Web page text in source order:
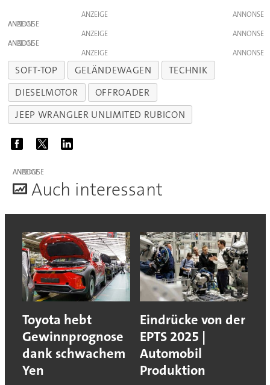
ANZEIGE
ANZEIGE
ANZEIGE
ANZEIGE
ANZEIGE
SOFT-TOP GELÄNDEWAGEN
TECHNIK
DIESELMOTOR
OFFROADER
JEEP WRANGLER UNLIMITED RUBICON
ANZEIGE
Auch interessant
Toyota hebt
Gewinnprognose
dank schwachem
Yen
Eindrücke von der
EPTS 2025 |
Automobil
Produktion